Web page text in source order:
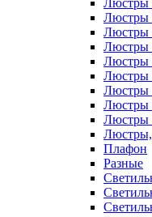
Люстры
Люстры
Люстры
Люстры
Люстры
Люстры
Люстры
Люстры
Люстры
Люстры,
Плафон
Разные